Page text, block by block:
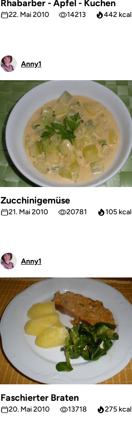
Rhabarber - Apfel - Kuchen
22. Mai 2010 14213 442 kcal
Anny1
Zucchinigemüse
21. Mai 2010 20781 105 kcal
Anny1
Faschierter Braten
20. Mai 2010 13718 275 kcal